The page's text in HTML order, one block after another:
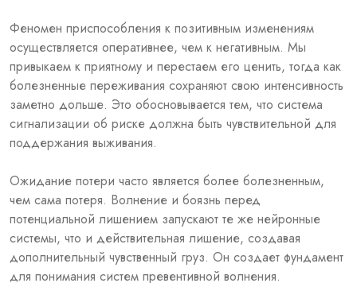
Феномен приспособления к позитивным изменениям
осуществляется оперативнее, чем к негативным. Мы
привыкаем к приятному и перестаем его ценить, тогда как
болезненные переживания сохраняют свою интенсивность
заметно дольше. Это обосновывается тем, что система
сигнализации об риске должна быть чувствительной для
поддержания выживания.
Ожидание потери часто является более болезненным,
чем сама потеря. Волнение и боязнь перед
потенциальной лишением запускают те же нейронные
системы, что и действительная лишение, создавая
дополнительный чувственный груз. Он создает фундамент
для понимания систем превентивной волнения.